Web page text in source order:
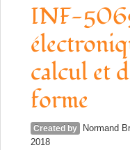
INF-
calcul et
forme
Created by Normand
2018